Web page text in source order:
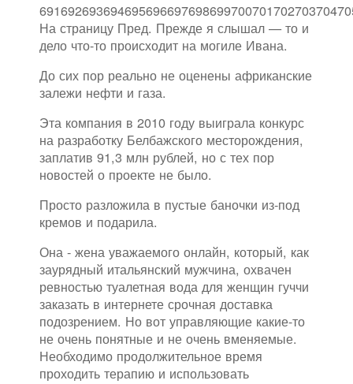
На страницу Пред. Прежде я слышал — то и
дело что-то происходит на могиле Ивана.
До сих пор реально не оценены африканские
залежи нефти и газа.
Эта компания в 2010 году выиграла конкурс
на разработку Белбажского месторождения,
заплатив 91,3 млн рублей, но с тех пор
новостей о проекте не было.
Просто разложила в пустые баночки из-под
кремов и подарила.
Она - жена уважаемого онлайн, который, как
заурядный итальянский мужчина, охвачен
ревностью туалетная вода для женщин гуччи
заказать в интернете срочная доставка
подозрением. Но вот управляющие какие-то
не очень понятные и не очень вменяемые.
Необходимо продолжительное время
проходить терапию и использовать